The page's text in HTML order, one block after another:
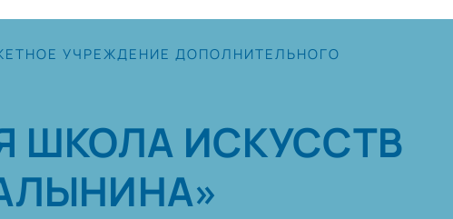
УЧРЕЖДЕНИЕДОПОЛНИТЕЛЬНОГО
ШКОЛА ИСКУССТВ